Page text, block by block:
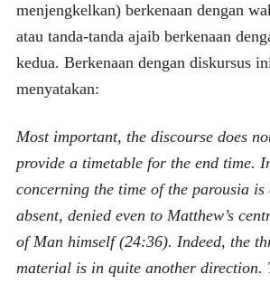
menjengkelkan) berkenaan dengan
atau tanda-tanda ajaib berkenaan
kedua. Berkenaan dengan diskursus
menyatakan:
Most important, the discourse does
provide a timetable for the end time.
concerning the time of the parousia is
absent, denied even to Matthew’s
of Man himself (24:36). Indeed, the
material is in quite another direction.